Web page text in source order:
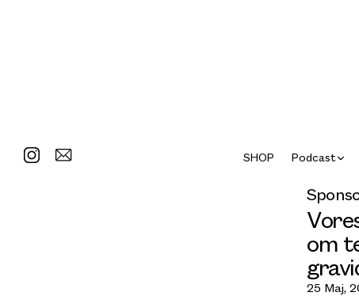
SHOP Podcast
om
25 Maj,